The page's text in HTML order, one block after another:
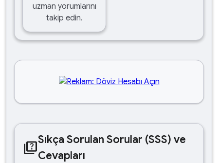
uzman yorumlarını
takip edin.
quizSıkça Sorulan Sorular (SSS) ve
Cevapları